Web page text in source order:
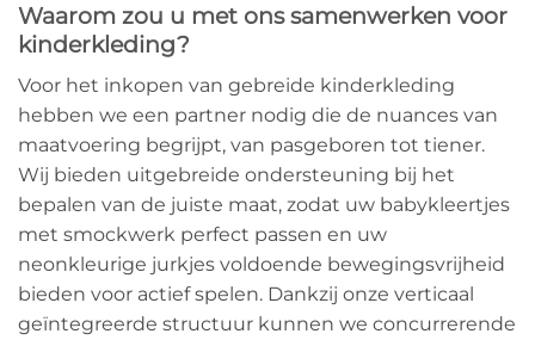
Waarom zou u met ons samenwerken voor
kinderkleding?
Voor het inkopen van gebreide kinderkleding
hebben we een partner nodig die de nuances van
maatvoering begrijpt, van pasgeboren tot tiener.
Wij bieden uitgebreide ondersteuning bij het
bepalen van de juiste maat, zodat uw babykleertjes
met smockwerk perfect passen en uw
neonkleurige jurkjes voldoende bewegingsvrijheid
bieden voor actief spelen. Dankzij onze verticaal
geïntegreerde structuur kunnen we concurrerende